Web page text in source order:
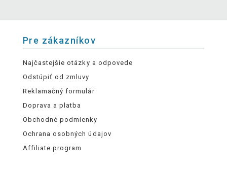
Pre zákazníkov
Najčastejšie otázky a odpovede
Odstúpiť od zmluvy
Reklamačný formulár
Doprava a platba
Obchodné podmienky
Ochrana osobných údajov
Affiliate program